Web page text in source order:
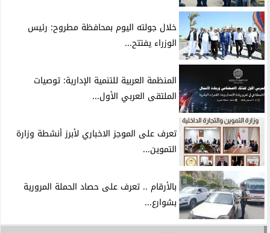
خلال جولته اليوم بمحافظة مطروح: رئيس
الوزراء يفتتح...
المنظمة العربية للتنمية الإدارية: توصيات
الملتقى العربي الأول...
تعرف على الموجز الاخباري لأبرز أنشطة وزارة
التموين...
بالأرقام .. تعرف على حصاد الحملة المرورية
بشوارع...